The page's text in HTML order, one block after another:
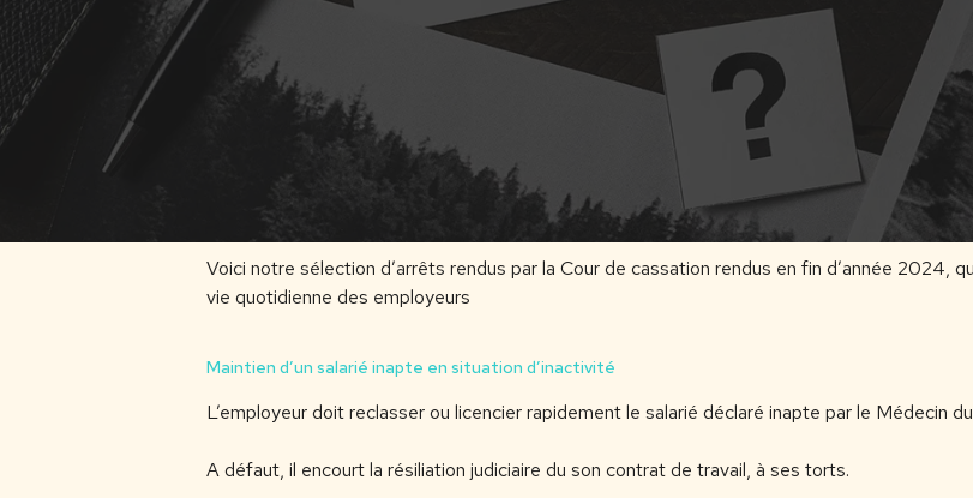
Voici notre sélection d’arrêts rendus par la Cour de cassation rendus en fin d’année 2024,
vie quotidienne des employeurs
Maintien d’un salarié inapte en situation d’inactivité
L’employeur doit reclasser ou licencier rapidement le salarié déclaré inapte par le Médecin
A défaut, il encourt la résiliation judiciaire du son contrat de travail, à ses torts.